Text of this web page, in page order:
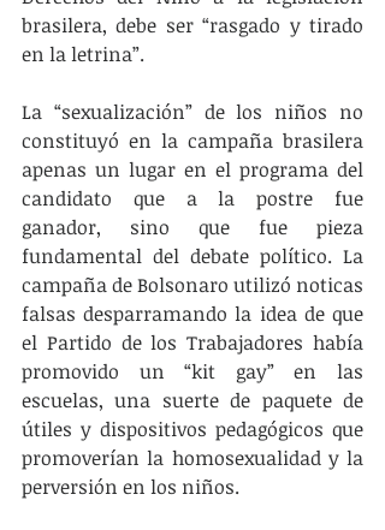
brasilera, debe ser “rasgado y tirado
en la letrina”.
La “sexualización” de los niños no
constituyó en la campaña brasilera
apenas un lugar en el programa del
candidato que a la postre fue
ganador, sino que fue pieza
fundamental del debate político. La
campaña de Bolsonaro utilizó noticas
falsas desparramando la idea de que
el Partido de los Trabajadores había
promovido un “kit gay” en las
escuelas, una suerte de paquete de
útiles y dispositivos pedagógicos que
promoverían la homosexualidad y la
perversión en los niños.